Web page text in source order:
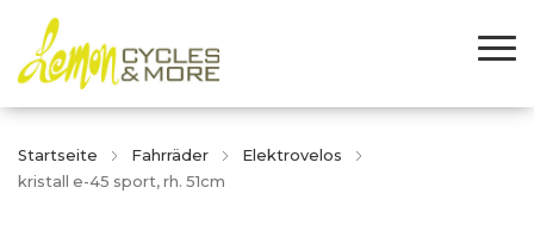
Startseite Fahrräder
Elektrovelos
kristall e-45 sport, rh. 51cm